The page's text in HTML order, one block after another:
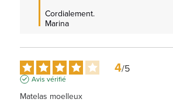
Cordialement.
Marina
4/5
Avis vérifié
Matelas moelleux